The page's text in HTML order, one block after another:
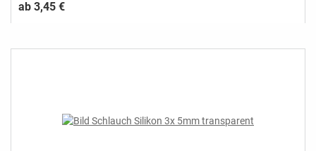
ab 3,45 €